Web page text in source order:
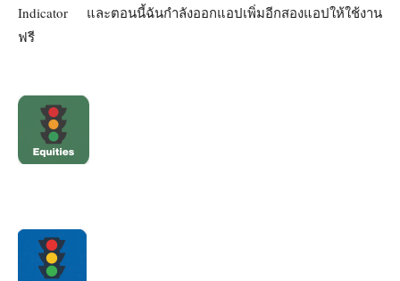
Indicator และตอนนี้ฉันกำลังออกแอปเพิ่มอีกสองแอปให้ใช้งาน
ฟรี